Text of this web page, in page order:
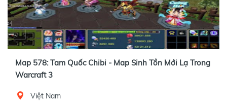
Map 578: Tam Quốc Chibi - Map Sinh Tồn Mới Lạ Trong
Warcraft 3
Việt Nam